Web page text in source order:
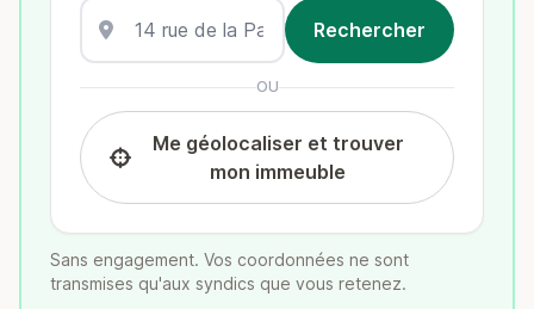
OU
Me géolocaliser et trouver
mon immeuble
Sans engagement. Vos coordonnées ne sont
transmises qu'aux syndics que vous retenez.